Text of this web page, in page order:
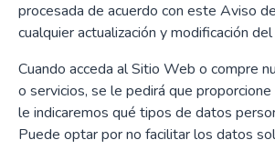
procesada de acuerdo con este Aviso
cualquier actualización y modificación
Cuando acceda al Sitio Web o compre
o servicios, se le pedirá que
le indicaremos qué tipos de datos
Puede optar por no facilitar los datos